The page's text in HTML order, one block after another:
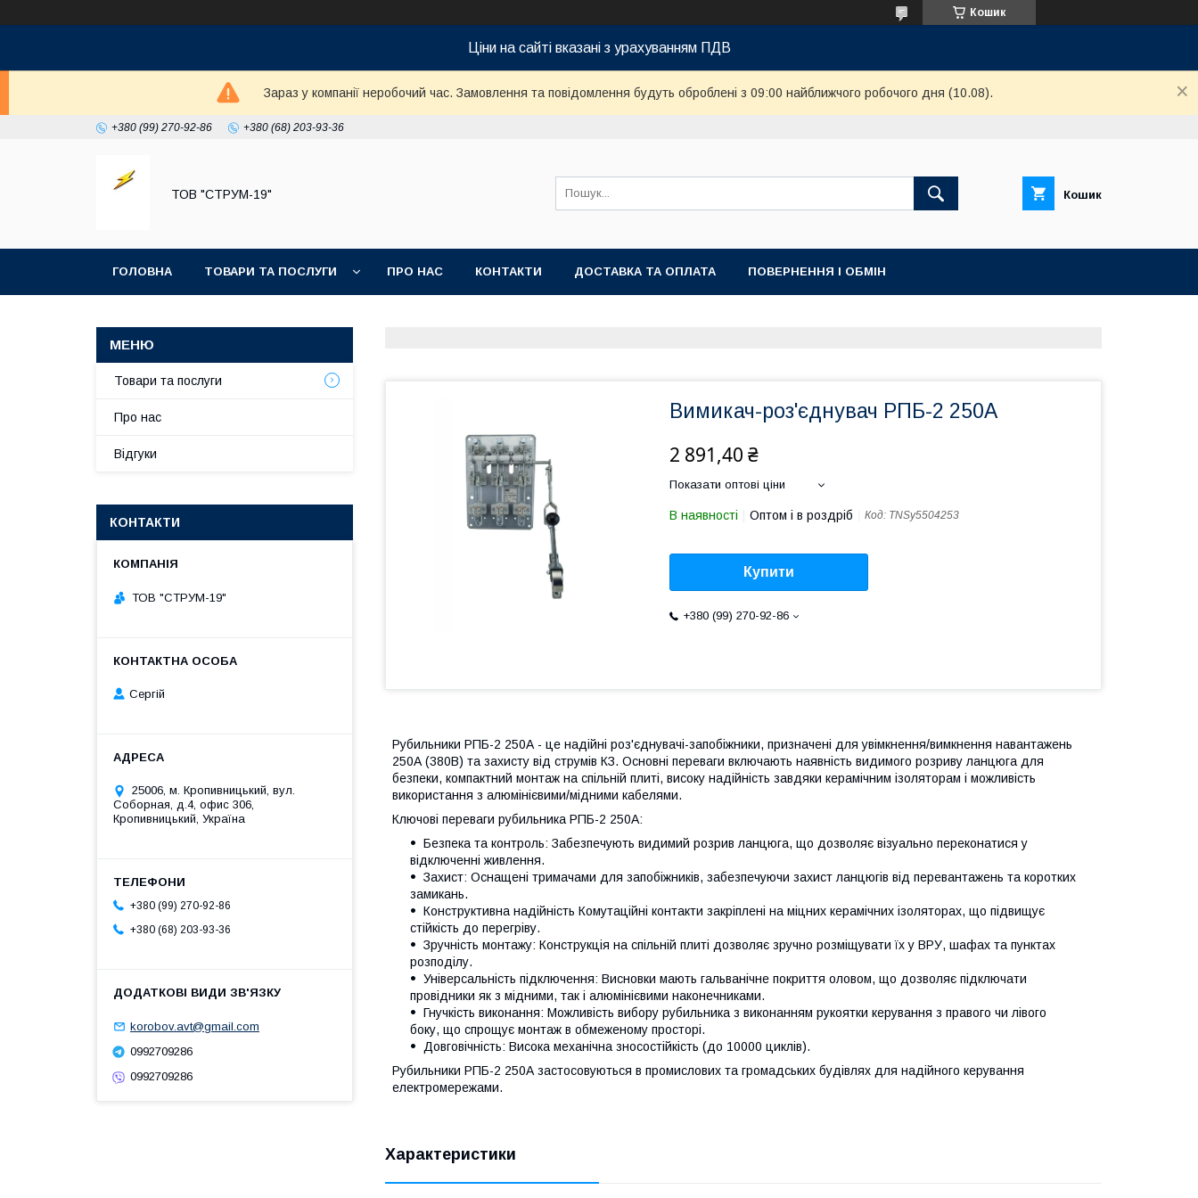
Кошик
Ціни на сайті вказані з урахуванням ПДВ
Зараз у компанії неробочий час. Замовлення та повідомлення будуть оброблені з 09:00 найближчого робочого дня (10.08).
+380 (99) 270-92-86 +380 (68) 203-93-36
ТОВ "СТРУМ-19" Кошик
ГОЛОВНА ТОВАРИ ТА ПОСЛУГИ ПРО НАС КОНТАКТИ ДОСТАВКА ТА ОПЛАТА ПОВЕРНЕННЯ І ОБМІН
Вимикач-роз'єднувач РПБ-2 250А
2 891,40 ₴
Показати оптові ціни
В наявності Оптом і в роздріб Код: TNSy5504253
Купити
+380 (99) 270-92-86
Рубильники РПБ-2 250А - це надійні роз'єднувачі-запобіжники, призначені для увімкнення/вимкнення навантажень
250А (380В) та захисту від струмів КЗ. Основні переваги включають наявність видимого розриву ланцюга для
безпеки, компактний монтаж на спільній плиті, високу надійність завдяки керамічним ізоляторам і можливість
використання з алюмінієвими/мідними кабелями.
Ключові переваги рубильника РПБ-2 250А:
Безпека та контроль: Забезпечують видимий розрив ланцюга, що дозволяє візуально переконатися у
відключенні живлення.
Захист: Оснащені тримачами для запобіжників, забезпечуючи захист ланцюгів від перевантажень та коротких
замикань.
Конструктивна надійність Комутаційні контакти закріплені на міцних керамічних ізоляторах, що підвищує
стійкість до перегріву.
Зручність монтажу: Конструкція на спільній плиті дозволяє зручно розміщувати їх у ВРУ, шафах та пунктах
розподілу.
Універсальність підключення: Висновки мають гальванічне покриття оловом, що дозволяє підключати
провідники як з мідними, так і алюмінієвими наконечниками.
Гнучкість виконання: Можливість вибору рубильника з виконанням рукоятки керування з правого чи лівого
боку, що спрощує монтаж в обмеженому просторі.
Довговічність: Висока механічна зносостійкість (до 10000 циклів).
Рубильники РПБ-2 250А застосовуються в промислових та громадських будівлях для надійного керування
електромережами.
Характеристики
Товари та послуги
Про нас
Відгуки
КОНТАКТИ
ТОВ "СТРУМ-19"
Сергій
25006, м. Кропивницький, вул.
Соборная, д.4, офис 306,
Кропивницький, Україна
+380 (99) 270-92-86
+380 (68) 203-93-36
korobov.avt@gmail.com
0992709286
0992709286